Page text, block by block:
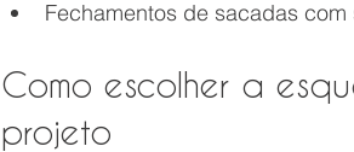
Fechamentos de sacadas
Como escolher a
projeto